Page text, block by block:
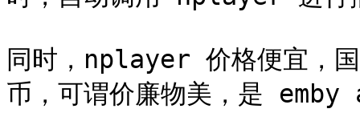
同时，nplayer 价格便宜
币，可谓价廉物美，是